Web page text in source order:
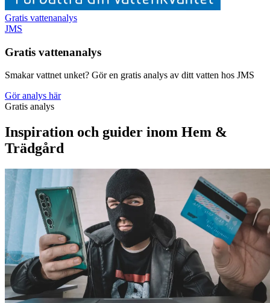
Gratis vattenanalys
JMS
Gratis vattenanalys
Smakar vattnet unket? Gör en gratis analys av ditt vatten hos JMS
Gör analys här
Gratis analys
Inspiration och guider inom Hem &
Trädgård